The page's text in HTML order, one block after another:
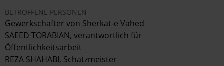
BETROFFENE PERSONEN
Gewerkschafter von Sherkat-e Vahed
SAEED TORABIAN, verantwortlich für
Öffentlichkeitsarbeit
REZA SHAHABI, Schatzmeister